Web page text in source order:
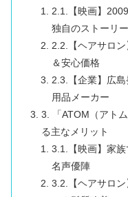
2.1.【映画】
独自のストーリ
2.2.【ヘアサロ
＆安心価格
2.3.【企業】広
用品メーカー
3. 「ATOM（アト
る主なメリット
3.1.【映画】家
名声優陣
3.2.【ヘアサロ